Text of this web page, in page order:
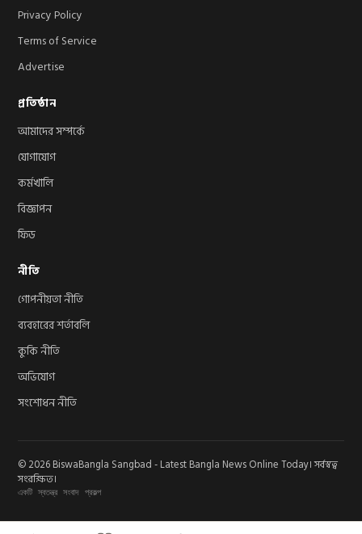
Privacy Policy
Terms of Service
Advertise
প্রতিষ্ঠান
আমাদের সম্পর্কে
যোগাযোগ
কর্মখালি
বিজ্ঞাপন
ফিড
নীতি
গোপনীয়তা নীতি
ব্যবহারের শর্তাবলি
কুকি নীতি
অভিযোগ
সংশোধন নীতি
© 2026 BiswaBangla Sangbad - Latest Bangla News Online Today। সর্বস্বত্ব
সংরক্ষিত।
একটি স্বতন্ত্র সংবাদ প্রকল্প